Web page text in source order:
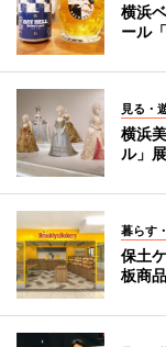
横浜
ール
見る・
横浜
ル」
暮らす
保土
板商